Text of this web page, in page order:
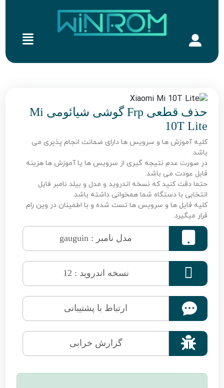
حذف قطعی Frp گوشی شیائومی Mi
10T Lite
کلیه آموزش ها و سرویس ها دارای ضمانت انجام پذیری می
باشد.
در صورت عدم نتیجه گیری از سرویس ها یا آموزش ها هزینه
قابل عودت می باشد.
حتما دقت کنید که نسخه اندروید و مدل و بیلد نامبر فایل
انتخابی با دستگاه شما همخوانی داشته باشد.
کلیه فایل ها و سرویس ها تست شده و با اطمینان در وین رام
قرار میگیرد.
مدل نامبر : gauguin
 نسخه اندروید : 12
ارتباط با پشتیبانی
 گزارش خرابی